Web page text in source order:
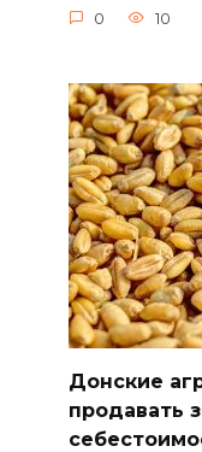
0 10
Донские
продавать